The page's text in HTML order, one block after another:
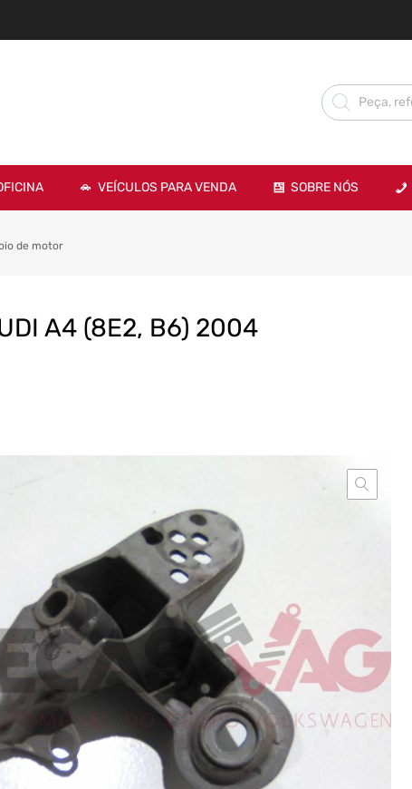
VEÍCULOS PARA VENDA SOBRE NÓS
de motor
A4 (8E2, B6) 2004